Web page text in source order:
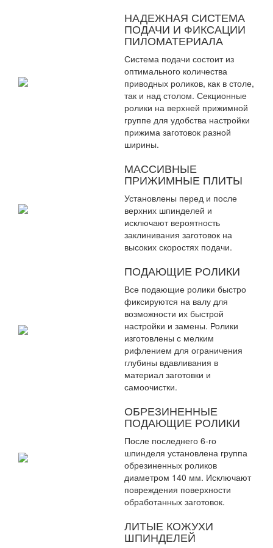
НАДЕЖНАЯ СИСТЕМА
ПОДАЧИ И ФИКСАЦИИ
ПИЛОМАТЕРИАЛА
Система подачи состоит из
оптимального количества
приводных роликов, как в столе,
так и над столом. Секционные
ролики на верхней прижимной
группе для удобства настройки
прижима заготовок разной
ширины.
МАССИВНЫЕ
ПРИЖИМНЫЕ ПЛИТЫ
Установлены перед и после
верхних шпинделей и
исключают вероятность
заклинивания заготовок на
высоких скоростях подачи.
ПОДАЮЩИЕ РОЛИКИ
Все подающие ролики быстро
фиксируются на валу для
возможности их быстрой
настройки и замены. Ролики
изготовлены с мелким
рифлением для ограничения
глубины вдавливания в
материал заготовки и
самоочистки.
ОБРЕЗИНЕННЫЕ
ПОДАЮЩИЕ РОЛИКИ
После последнего 6-го
шпинделя установлена группа
обрезиненных роликов
диаметром 140 мм. Исключают
повреждения поверхности
обработанных заготовок.
ЛИТЫЕ КОЖУХИ
ШПИНДЕЛЕЙ